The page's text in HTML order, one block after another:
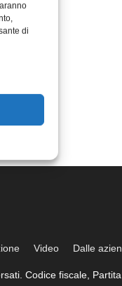
di
Video Dalle
Codice fiscale,